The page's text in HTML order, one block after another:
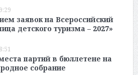
заявок на Всероссийский
детского туризма – 2027»
партий в бюллетене на
собрание